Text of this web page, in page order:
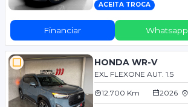
ACEITA TROCA
Financiar Whatsapp
HONDA WR-V
EXL FLEXONE AUT. 1.5
12.700 Km 2026